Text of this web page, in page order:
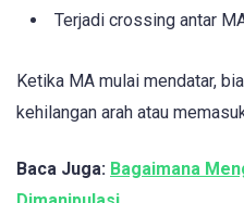
Terjadi crossing antar
Ketika MA mulai mendatar,
kehilangan arah atau
Baca Juga: Bagaimana